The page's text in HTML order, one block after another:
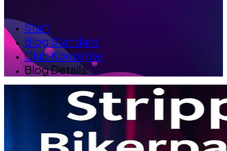
Start
Blog Standard
Club Konzepte
Blog Details